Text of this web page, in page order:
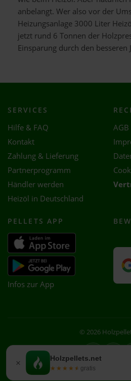
anbelangt. Wer also vor der
Heizungsanlage 3000 Liter
jetzt rund 6 Tonnen der
Einsparung durch den besseren
× Holzpellets.net
★★★★★
★★★★★ gratis
SERVICES
Hilfe & FAQ
Kontakt
Zahlung & Lieferung
Partnerprogramm
Händler werden
Heizöl in Deutschland
AGB
PELLETS APP
Infos zur App
© 2026
Facebook